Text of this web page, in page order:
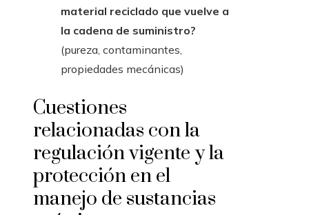
material reciclado que vuelve a
la cadena de suministro?
(pureza, contaminantes,
propiedades mecánicas)
Cuestiones
relacionadas con la
regulación vigente y la
protección en el
manejo de sustancias